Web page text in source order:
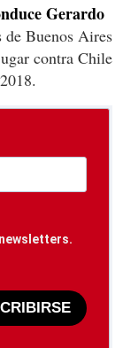
Gerardo
de Buenos Aires
contra Chile